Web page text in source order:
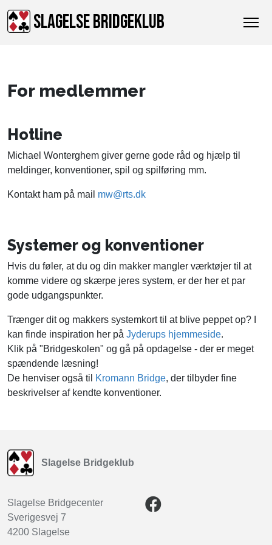
SLAGELSE BRIDGEKLUB
For medlemmer
Hotline
Michael Wonterghem giver gerne gode råd og hjælp til
meldinger, konventioner, spil og spilføring mm.
Kontakt ham på mail mw@rts.dk
Systemer og konventioner
Hvis du føler, at du og din makker mangler værktøjer til at
komme videre og skærpe jeres system, er der her et par
gode udgangspunkter.
Trænger dit og makkers systemkort til at blive peppet op? I
kan finde inspiration her på Jyderups hjemmeside.
Klik på "Bridgeskolen" og gå på opdagelse - der er meget
spændende læsning!
De henviser også til
Kromann Bridge, der tilbyder fine
beskrivelser af kendte konventioner.
Slagelse Bridgeklub
Slagelse Bridgecenter
Sverigesvej 7
4200 Slagelse